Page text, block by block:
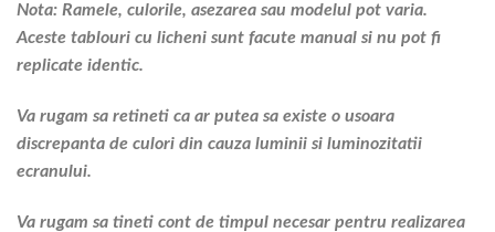
Nota: Ramele, culorile, asezarea sau modelul pot varia.
Aceste tablouri cu licheni sunt facute manual si nu pot fi
replicate identic.
Va rugam sa retineti ca ar putea sa existe o usoara
discrepanta de culori din cauza luminii si luminozitatii
ecranului.
Va rugam sa tineti cont de timpul necesar pentru realizarea